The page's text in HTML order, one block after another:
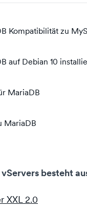
Kompatibilität zu
auf Debian 10
MariaDB
MariaDB
besteht
XXL 2.0